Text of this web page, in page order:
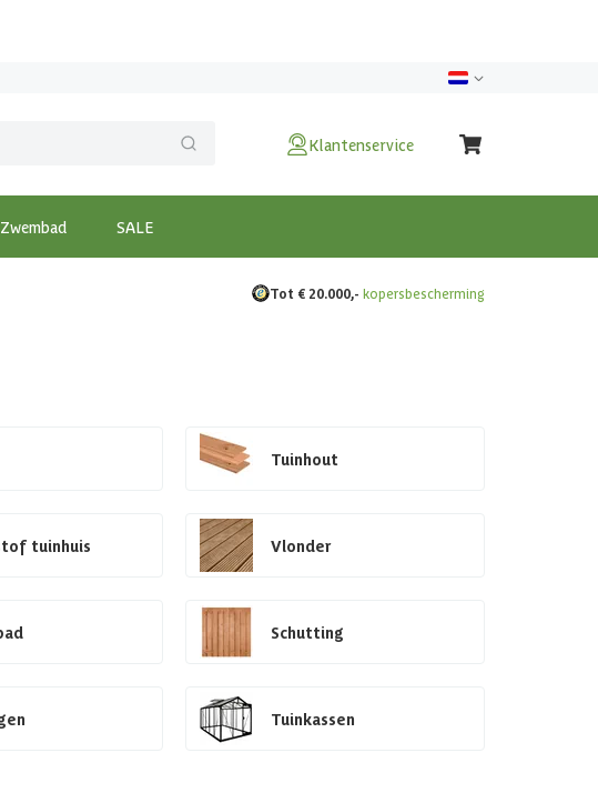
Klantenservice
Zwembad SALE
Tot € 20.000,- kopersbescherming
Tuinhout
tuinhuis Vlonder
Schutting
Tuinkassen